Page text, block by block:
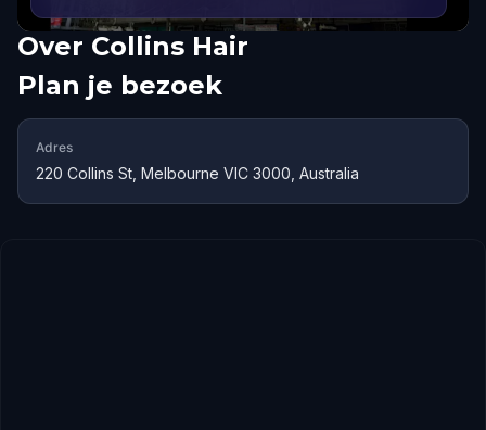
Over Collins Hair
Plan je bezoek
Adres
220 Collins St, Melbourne VIC 3000, Australia